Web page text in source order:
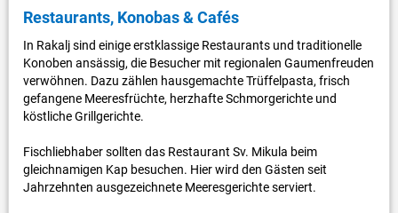
Restaurants, Konobas & Cafés
In Rakalj sind einige erstklassige Restaurants und traditionelle
Konoben ansässig, die Besucher mit regionalen Gaumenfreuden
verwöhnen. Dazu zählen hausgemachte Trüffelpasta, frisch
gefangene Meeresfrüchte, herzhafte Schmorgerichte und
köstliche Grillgerichte.
Fischliebhaber sollten das Restaurant Sv. Mikula beim
gleichnamigen Kap besuchen. Hier wird den Gästen seit
Jahrzehnten ausgezeichnete Meeresgerichte serviert.